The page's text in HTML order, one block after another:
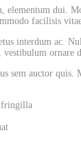
elementum dui.
facilisis
interdum ac.
ornare
sem auctor quis.
fringilla